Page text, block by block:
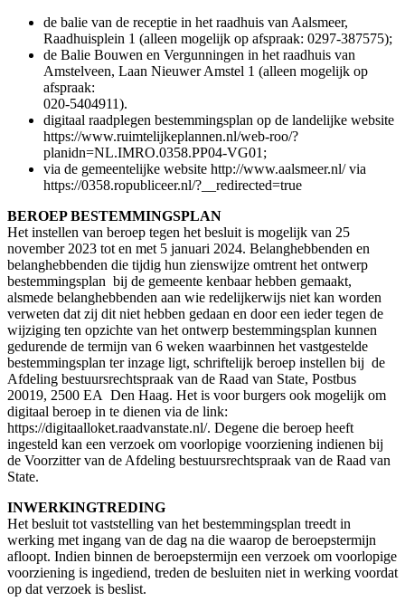
de balie van de receptie in het raadhuis van Aalsmeer,
Raadhuisplein 1 (alleen mogelijk op afspraak: 0297-387575);
de Balie Bouwen en Vergunningen in het raadhuis van
Amstelveen, Laan Nieuwer Amstel 1 (alleen mogelijk op
afspraak:
020-5404911).
digitaal raadplegen bestemmingsplan op de landelijke website
https://www.ruimtelijkeplannen.nl/web-roo/?
planidn=NL.IMRO.0358.PP04-VG01;
via de gemeentelijke website http://www.aalsmeer.nl/ via
https://0358.ropubliceer.nl/?__redirected=true
BEROEP BESTEMMINGSPLAN
Het instellen van beroep tegen het besluit is mogelijk van 25
november 2023 tot en met 5 januari 2024. Belanghebbenden en
belanghebbenden die tijdig hun zienswijze omtrent het ontwerp
bestemmingsplan bij de gemeente kenbaar hebben gemaakt,
alsmede belanghebbenden aan wie redelijkerwijs niet kan worden
verweten dat zij dit niet hebben gedaan en door een ieder tegen de
wijziging ten opzichte van het ontwerp bestemmingsplan kunnen
gedurende de termijn van 6 weken waarbinnen het vastgestelde
bestemmingsplan ter inzage ligt, schriftelijk beroep instellen bij de
Afdeling bestuursrechtspraak van de Raad van State, Postbus
20019, 2500 EA Den Haag. Het is voor burgers ook mogelijk om
digitaal beroep in te dienen via de link:
https://digitaalloket.raadvanstate.nl/. Degene die beroep heeft
ingesteld kan een verzoek om voorlopige voorziening indienen bij
de Voorzitter van de Afdeling bestuursrechtspraak van de Raad van
State.
INWERKINGTREDING
Het besluit tot vaststelling van het bestemmingsplan treedt in
werking met ingang van de dag na die waarop de beroepstermijn
afloopt. Indien binnen de beroepstermijn een verzoek om voorlopige
voorziening is ingediend, treden de besluiten niet in werking voordat
op dat verzoek is beslist.